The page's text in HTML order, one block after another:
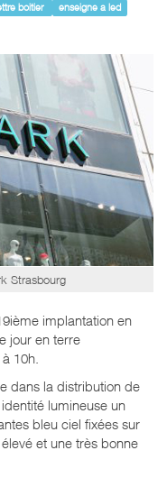
boitier
enseigne a led
Strasbourg
implantation en
jour en terre
10h.
dans la distribution de
lumineuse un
bleu ciel fixées sur
et une très bonne